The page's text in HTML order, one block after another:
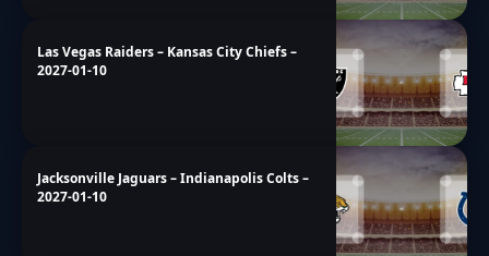
Las Vegas Raiders – Kansas City Chiefs –
2027-01-10
Jacksonville Jaguars – Indianapolis Colts –
2027-01-10